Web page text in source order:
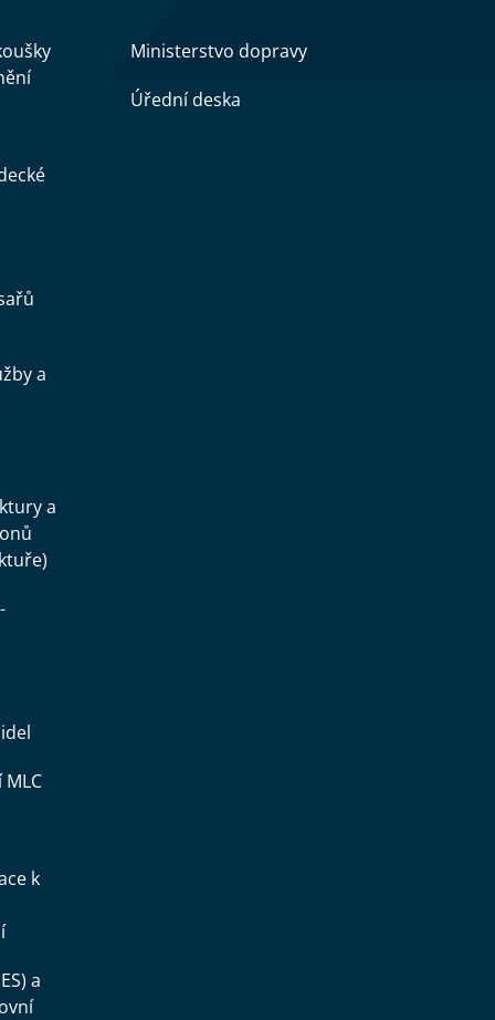
a
a
k
a
Ministerstvo dopravy
Úřední deska